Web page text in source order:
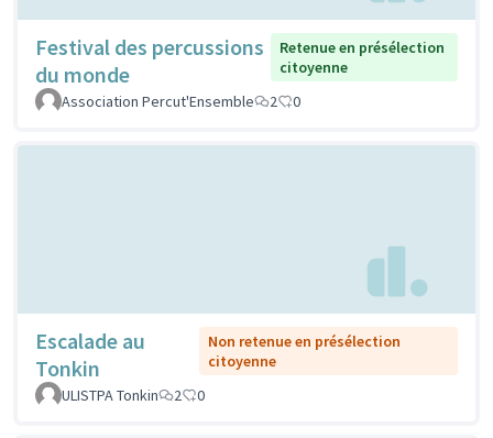
Festival des percussions
du monde
Retenue en présélection
citoyenne
Association Percut'Ensemble
2 0
Escalade au
Tonkin
Non retenue en présélection
citoyenne
ULISTPA Tonkin
2 0